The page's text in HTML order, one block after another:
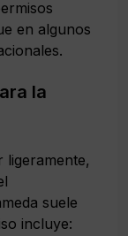
en algunos
la
ligeramente,
suele
incluye: